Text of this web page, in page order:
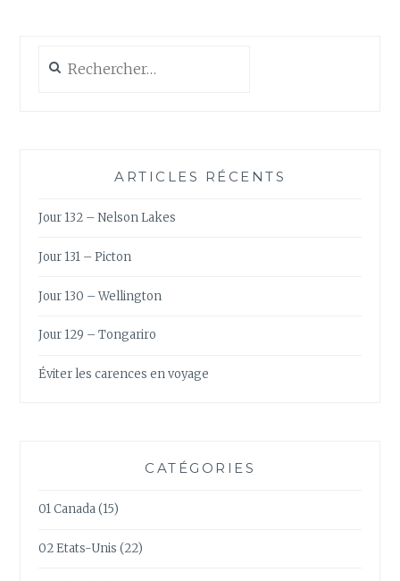
ARTICLES RÉCENTS
Jour 132 – Nelson Lakes
Jour 131 – Picton
Jour 130 – Wellington
Jour 129 – Tongariro
Éviter les carences en voyage
CATÉGORIES
01 Canada(15)
02 Etats-Unis (22)